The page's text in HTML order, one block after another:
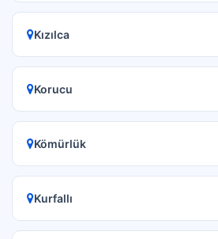
Kızılca
Korucu
Kömürlük
Kurfallı